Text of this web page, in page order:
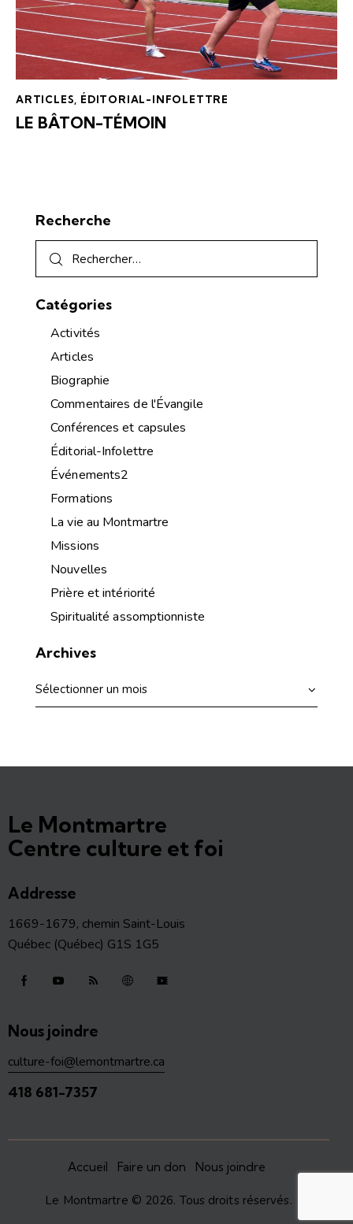
ARTICLES ÉDITORIAL-INFOLETTRE
LE BÂTON-TÉMOIN
Recherche
Catégories
Activités
Articles
Biographie
Commentaires de l'Évangile
Conférences et capsules
Éditorial-Infolettre
Événements2
Formations
La vie au Montmartre
Missions
Nouvelles
Prière et intériorité
Spiritualité assomptionniste
Archives
Le Montmartre
Centre culture et foi
Addresse
1669-1679, chemin Saint-Louis
Québec (Québec) G1S 1G5
Nous joindre
culture-foi@lemontmartre.ca
418 681-7357
Accueil Faire un don Nous joindre
Le Montmartre © 2026. Tous droits réservés.